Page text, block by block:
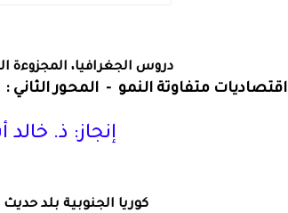
دروس الجغرافيا، المجزوءة
اقتصاديات متفاوتة النمو  -  المحور الثاني :
إنجاز: ذ. خالد
كوريا الجنوبية بلد